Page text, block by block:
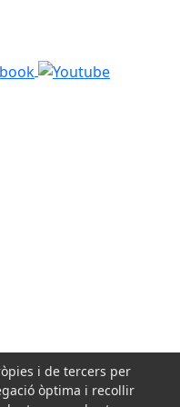
i de tercers per
òptima i recollir